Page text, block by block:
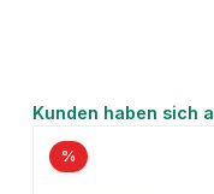
Produktgalerie
Kunden haben sich
%